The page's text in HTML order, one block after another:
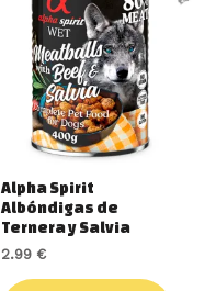
Alpha Spirit
Albóndigas de
Ternera y Salvia
2.99 €